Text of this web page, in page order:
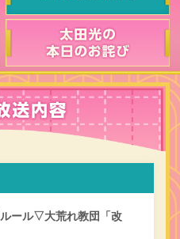
ール▽大荒れ教団「改